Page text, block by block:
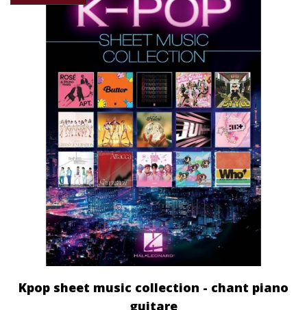
Kpop sheet music collection - chant piano
guitare